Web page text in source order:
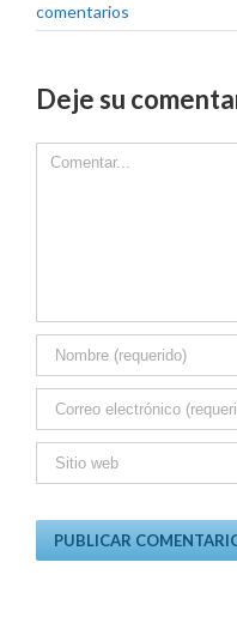
comentarios
Deje su
Comment